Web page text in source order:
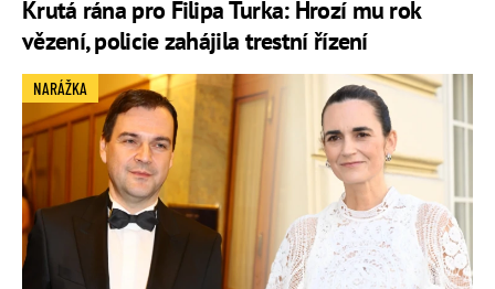
Krutá rána pro Filipa Turka: Hrozí mu rok
vězení, policie zahájila trestní řízení
NARÁŽKA